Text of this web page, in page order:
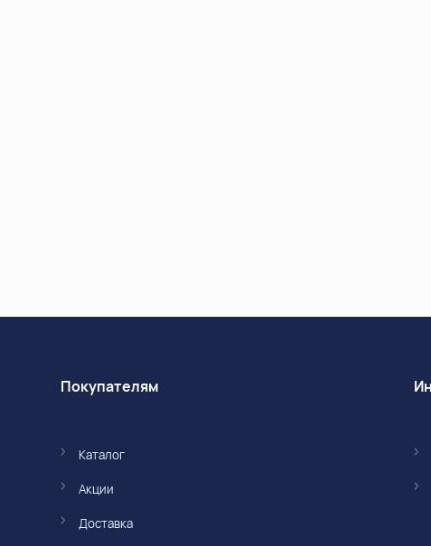
Покупателям
Каталог
Акции
Доставка